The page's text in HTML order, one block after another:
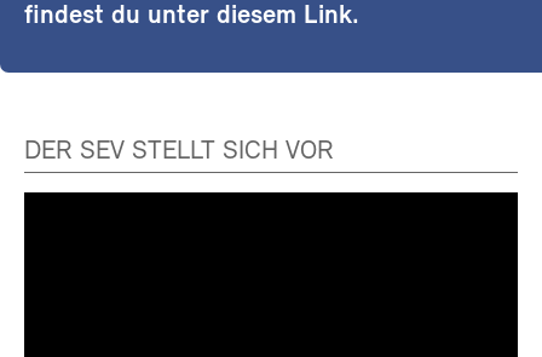
findest du unter diesem Link.
DER SEV STELLT SICH VOR